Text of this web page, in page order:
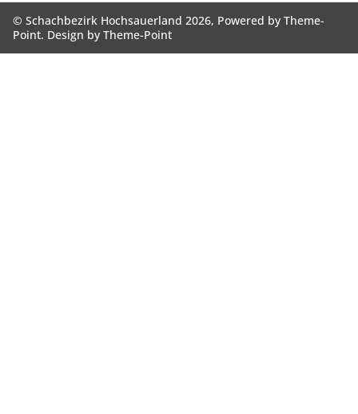
© Schachbezirk Hochsauerland 2026, Powered byTheme-
Point. Design byTheme-Point